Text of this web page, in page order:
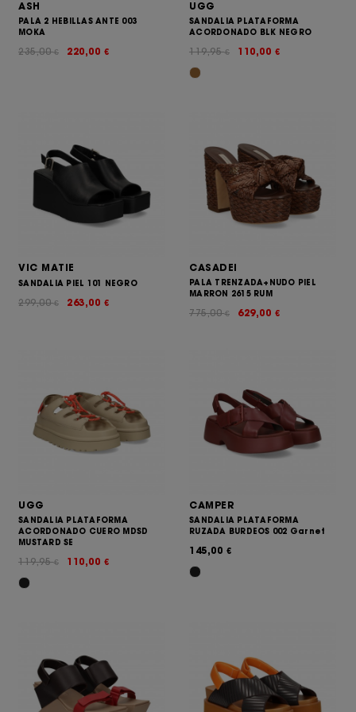
ASH
PALA 2 HEBILLAS ANTE 003
MOKA
220,00 €
235,00€
UGG
SANDALIA PLATAFORMA
ACORDONADO BLK NEGRO
110,00 €
119,95€
VIC MATIE
SANDALIA PIEL 101 NEGRO
263,00 €
299,00€
CASADEI
PALA TRENZADA+NUDO PIEL
MARRON 2615 RUM
629,00 €
775,00€
UGG
SANDALIA PLATAFORMA
ACORDONADO CUERO MDSD
MUSTARD SE
110,00 €
119,95€
CAMPER
SANDALIA PLATAFORMA
RUZADA BURDEOS 002 Garnet
145,00 €